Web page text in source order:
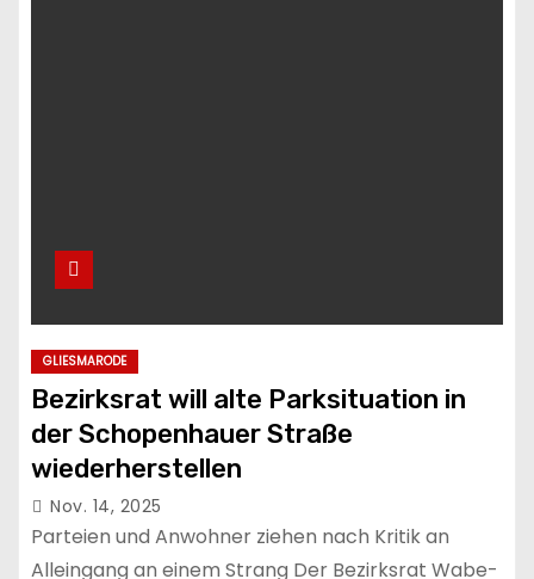
GLIESMARODE
Bezirksrat will alte Parksituation in
der Schopenhauer Straße
wiederherstellen
Nov. 14, 2025
Parteien und Anwohner ziehen nach Kritik an
Alleingang an einem Strang Der Bezirksrat Wabe-